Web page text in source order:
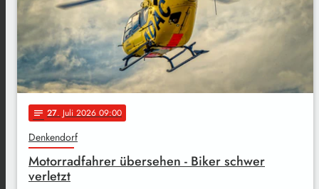
notes 27. Juli 2026 09:00
Denkendorf
Motorradfahrer übersehen - Biker schwer
verletzt